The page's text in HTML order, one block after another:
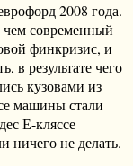
2008 года.
чем современный
финкризис, и
в результате чего
кузовами из
машины стали
Е-кляссе
ничего не делать.